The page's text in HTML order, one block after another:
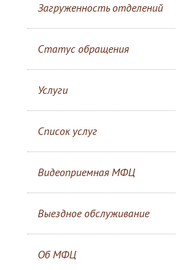
Загруженность отделений
Статус обращения
Услуги
Список услуг
Видеоприемная МФЦ
Выездное обслуживание
Об МФЦ